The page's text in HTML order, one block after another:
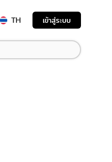
TH เข้าสู่ระบบ